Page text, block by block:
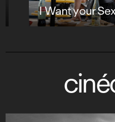
I Want your Sex